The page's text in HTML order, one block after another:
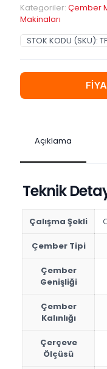
Kategoriler: Çember
Makinaları
STOK KODU (SKU):
Açıklama
Teknik
Çalışma Şekli
Çember Tipi
Çember
Genişliği
Çember
Kalınlığı
Çerçeve
Ölçüsü